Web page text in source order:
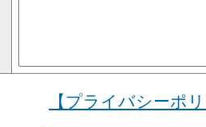
【プライバシーポ